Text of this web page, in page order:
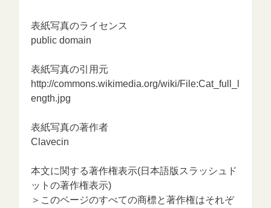
表紙写真のライセンス
public domain
表紙写真の引用元
http://commons.wikimedia.org/wiki/File:Cat_full_l
ength.jpg
表紙写真の著作者
Clavecin
本文に関する著作権表示(日本語版スラッシュド
ットの著作権表示)
＞このページのすべての商標と著作権はそれぞ